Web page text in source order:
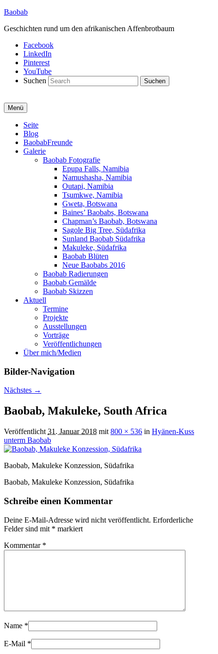
Baobab
Geschichten rund um den afrikanischen Affenbrotbaum
Facebook
LinkedIn
Pinterest
YouTube
Suchen
Menü
Primäres
Menü
Seite
Blog
BaobabFreunde
Galerie
Baobab Fotografie
Epupa Falls, Namibia
Namushasha, Namibia
Outapi, Namibia
Tsumkwe, Namibia
Gweta, Botswana
Baines’ Baobabs, Botswana
Chapman’s Baobab, Botswana
Sagole Big Tree, Südafrika
Sunland Baobab Südafrika
Makuleke, Südafrika
Baobab Blüten
Neue Baobabs 2016
Baobab Radierungen
Baobab Gemälde
Baobab Skizzen
Aktuell
Termine
Projekte
Ausstellungen
Vorträge
Veröffentlichungen
Über mich/Medien
Bilder-Navigation
Nächstes →
Baobab, Makuleke, South Africa
Veröffentlicht 31. Januar 2018 mit 800 × 536 in Hyänen-Kuss
unterm Baobab
Baobab, Makuleke Konzession, Südafrika
Baobab, Makuleke Konzession, Südafrika
Schreibe einen Kommentar
Deine E-Mail-Adresse wird nicht veröffentlicht. Erforderliche
Felder sind mit * markiert
Kommentar *
Name *
E-Mail *